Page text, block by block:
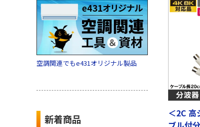
空調関連でもe431オリジナル製品
新着商品
失
以下
・VSWR
下 BS/
＜2C 高